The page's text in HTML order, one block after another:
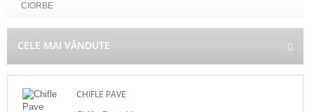
CIORBE
CELE MAI VÂNDUTE
CHIFLE PAVE